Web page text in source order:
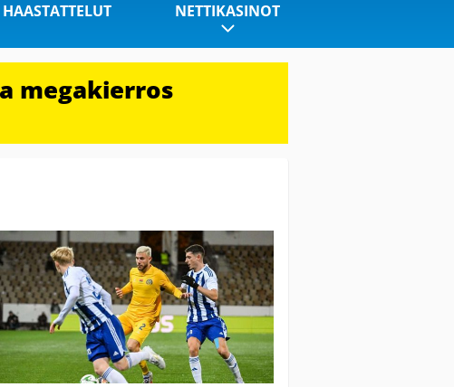
HAASTATTELUT NETTIKASINOT
megakierros